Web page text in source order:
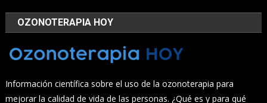
OZONOTERAPIA HOY
Información científica sobre el uso de la ozonoterapia para
mejorar la calidad de vida de las personas. ¿Qué es y para qué